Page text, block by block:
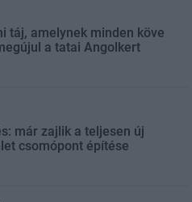
táj, amelynek minden köve
a tatai Angolkert
már zajlik a teljesen új
csomópont építése